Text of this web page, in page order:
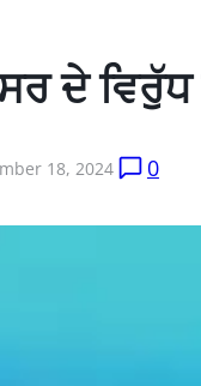
ਦੇ ਵਿਰੁੱਧ
18, 2024 0